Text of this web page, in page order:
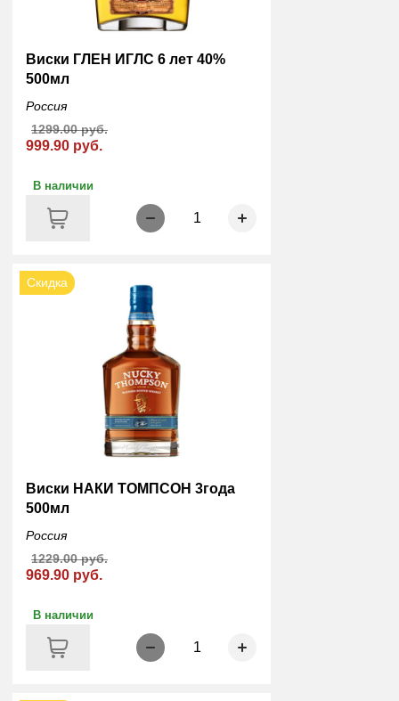
Виски ГЛЕН ИГЛС 6 лет 40%
500мл
Россия
999.90 руб.
1299.00 руб.
В наличии
1
Скидка
Виски НАКИ ТОМПСОН 3года
500мл
Россия
969.90 руб.
1229.00 руб.
В наличии
1